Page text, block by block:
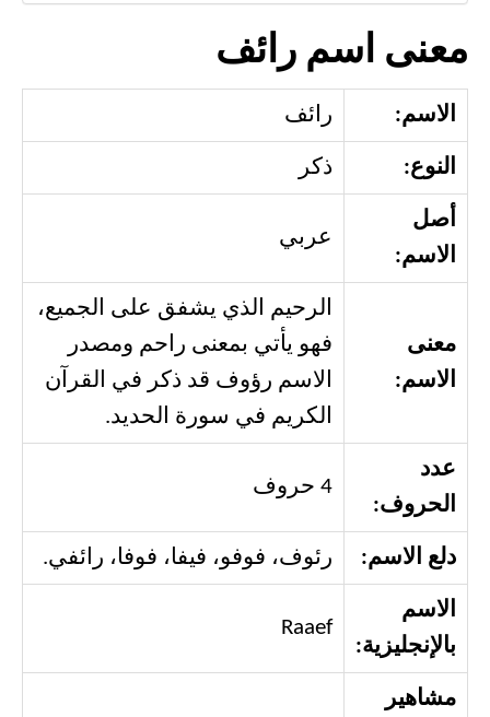
معنى اسم رائف
الاسم: رائف
النوع: ذكر
أصل
الاسم:
عربي
معنى
الاسم:
الرحيم الذي يشفق على الجميع،
فهو يأتي بمعنى راحم ومصدر
الاسم رؤوف قد ذكر في القرآن
الكريم في سورة الحديد.
عدد
الحروف:
4 حروف
دلع الاسم: رئوف، فوفو، فيفا، فوفا، رائفي.
الاسم
بالإنجليزية:
Raaef
مشاهير